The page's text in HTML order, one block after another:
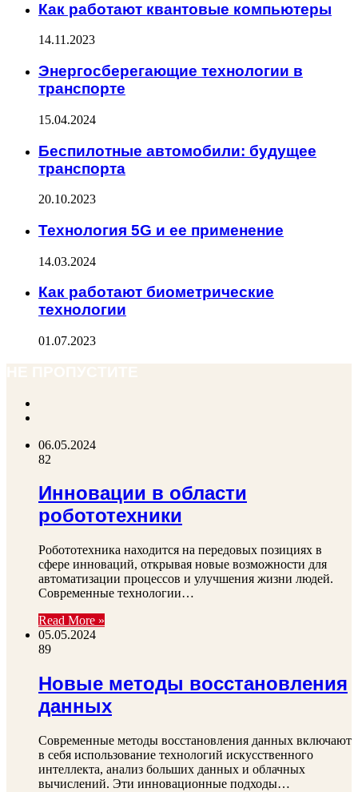
Как работают квантовые компьютеры
14.11.2023
Энергосберегающие технологии в
транспорте
15.04.2024
Беспилотные автомобили: будущее
транспорта
20.10.2023
Технология 5G и ее применение
14.03.2024
Как работают биометрические
технологии
01.07.2023
06.05.2024
82
Инновации в области
робототехники
Робототехника находится на передовых позициях в
сфере инноваций, открывая новые возможности для
автоматизации процессов и улучшения жизни людей.
Современные технологии…
Read More »
05.05.2024
89
Новые методы восстановления
данных
Современные методы восстановления данных включают
в себя использование технологий искусственного
интеллекта, анализ больших данных и облачных
вычислений. Эти инновационные подходы…